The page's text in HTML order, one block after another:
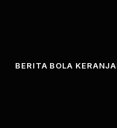
BERITA BOLA